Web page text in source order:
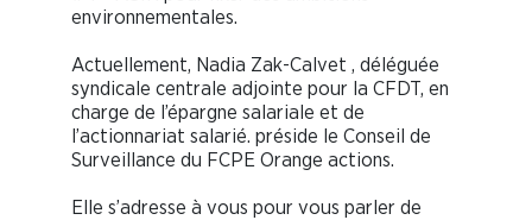
environnementales.
Actuellement, Nadia Zak-Calvet , déléguée
syndicale centrale adjointe pour la CFDT, en
charge de l’épargne salariale et de
l’actionnariat salarié. préside le Conseil de
Surveillance du FCPE Orange actions.
Elle s’adresse à vous pour vous parler de